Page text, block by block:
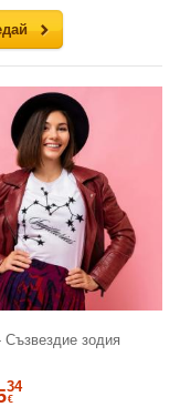
Съзвездие зодия
34
€